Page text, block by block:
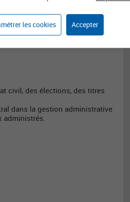
les cookies Accepter
Assistante / Assistant
de gestion
administrative
civil, des élections, des titres
dans la gestion administrative
administrés.